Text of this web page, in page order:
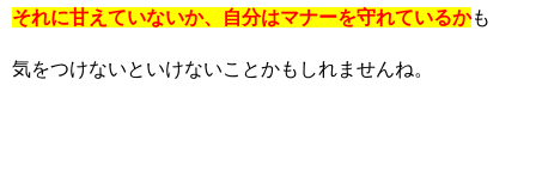
それに甘えていないか、自分はマナーを守れているかも
気をつけないといけないことかもしれませんね。